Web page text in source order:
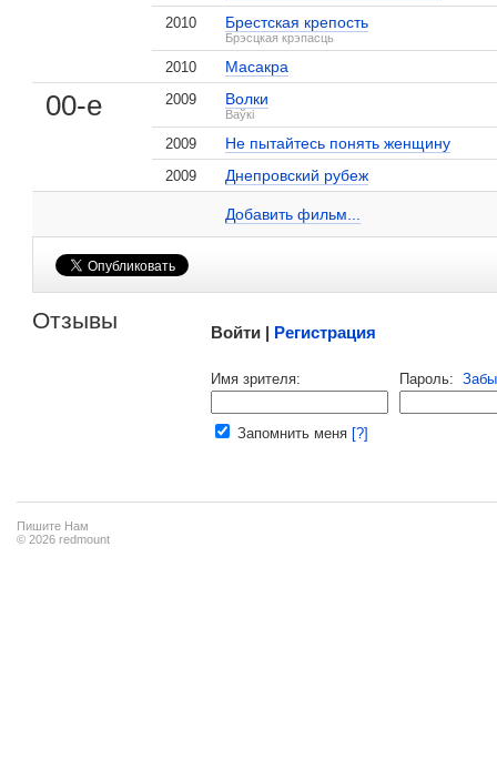
2010 Брестская крепость
Брэсцкая крэпасць
2010 Масакра
00-е 2009 Волки
Ваўкі
2009 Не пытайтесь понять женщину
2009 Днепровский рубеж
Добавить фильм...
Сергей Власов на сайте Кино-Театр.ru
Отзывы
, поделитесь своим мнением
Войти | Регистрация
Имя зрителя: Пароль:
Запомнить меня [?]
Пишите Нам
© 2026 redmount